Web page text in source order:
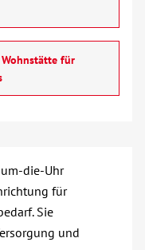
für
die-Uhr
für
Sie
und